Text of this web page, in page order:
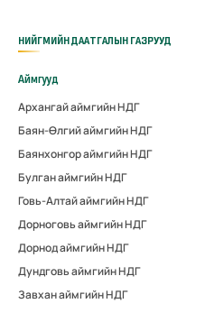
НИЙГМИЙН ДААТГАЛЫН ГАЗРУУД
Аймгууд
Архангай аймгийн НДГ
Баян-Өлгий аймгийн НДГ
Баянхонгор аймгийн НДГ
Булган аймгийн НДГ
Говь-Алтай аймгийн НДГ
Дорноговь аймгийн НДГ
Дорнод аймгийн НДГ
Дундговь аймгийн НДГ
Завхан аймгийн НДГ